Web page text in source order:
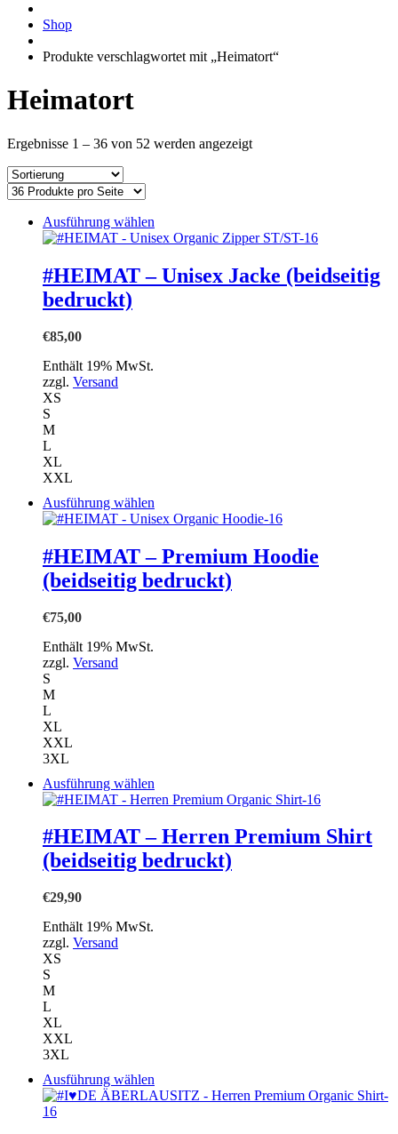
|
Oberlausitz
Regional
online
Shop
Produkte verschlagwortet mit „Heimatort“
Heimatort
Ergebnisse 1 – 36 von 52 werden angezeigt
Ausführung wählen
Produkt
mehrere
Varianten
#HEIMAT – Unisex Jacke (beidseitig
bedruckt)
€85,00
Enthält 19% MwSt.
zzgl. Versand
XS
S
M
L
XL
XXL
Ausführung wählen
Produkt
mehrere
Varianten
auf.
#HEIMAT – Premium Hoodie
(beidseitig bedruckt)
€75,00
Enthält 19% MwSt.
zzgl. Versand
S
M
L
XL
XXL
3XL
Ausführung wählen
Produkt
mehrere
Varianten
auf.
#HEIMAT – Herren Premium Shirt
(beidseitig bedruckt)
€29,90
Enthält 19% MwSt.
zzgl. Versand
XS
S
M
L
XL
XXL
3XL
Ausführung wählen
Produkt